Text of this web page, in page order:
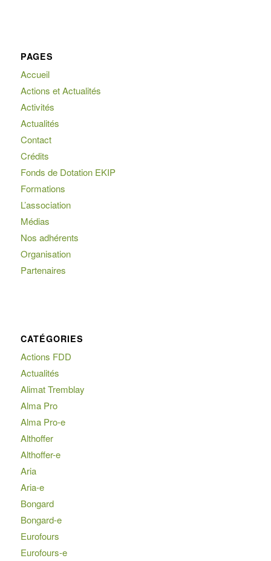
PAGES
Accueil
Actions et Actualités
Activités
Actualités
Contact
Crédits
Fonds de Dotation EKIP
Formations
L’association
Médias
Nos adhérents
Organisation
Partenaires
CATÉGORIES
Actions FDD
Actualités
Alimat Tremblay
Alma Pro
Alma Pro-e
Althoffer
Althoffer-e
Aria
Aria-e
Bongard
Bongard-e
Eurofours
Eurofours-e